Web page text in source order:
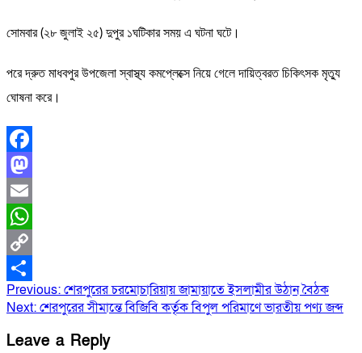
সোমবার (২৮ জুলাই ২৫) দুপুর ১ঘটিকার সময় এ ঘটনা ঘটে।
পরে দ্রুত মাধবপুর উপজেলা স্বাস্থ্য কমপ্লেক্সে নিয়ে গেলে দায়িত্বরত চিকিৎসক মৃত্যু
ঘোষনা করে।
Facebook
Mastodon
Email
WhatsApp
Copy
Link
Share
Post
navigation
Previous:শেরপুরের চরমোচারিয়ায় জামায়াতে ইসলামীর উঠান বৈঠক
Next:শেরপুরের সীমান্তে বিজিবি কর্তৃক বিপুল পরিমাণে ভারতীয় পণ্য জব্দ
Leave a Reply